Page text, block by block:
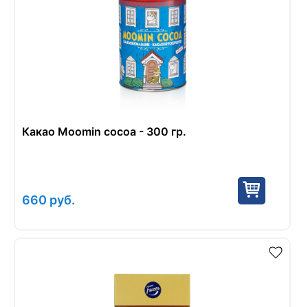
Какао Moomin cocoa - 300 гр.
660 руб.